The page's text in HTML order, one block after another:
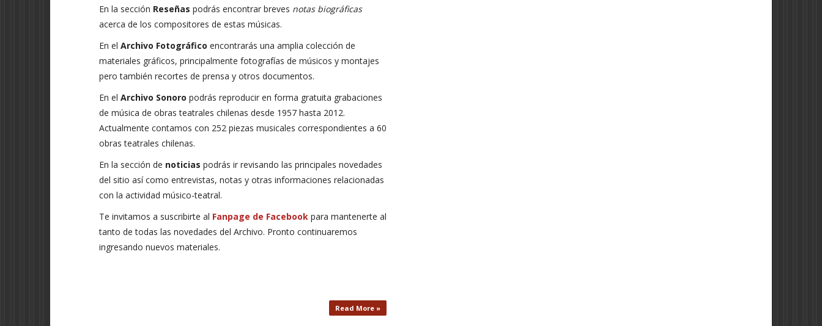
En la sección Reseñas podrás encontrar breves notas biográficas
acerca de los compositores de estas músicas.
En el Archivo Fotográfico encontrarás una amplia colección de
materiales gráficos, principalmente fotografías de músicos y montajes
pero también recortes de prensa y otros documentos.
En el Archivo Sonoro podrás reproducir en forma gratuita grabaciones
de música de obras teatrales chilenas desde 1957 hasta 2012.
Actualmente contamos con 252 piezas musicales correspondientes a 60
obras teatrales chilenas.
En la sección de noticias podrás ir revisando las principales novedades
del sitio así como entrevistas, notas y otras informaciones relacionadas
con la actividad músico-teatral.
Te invitamos a suscribirte al Fanpage de Facebook para mantenerte al
tanto de todas las novedades del Archivo. Pronto continuaremos
ingresando nuevos materiales.
Read More »